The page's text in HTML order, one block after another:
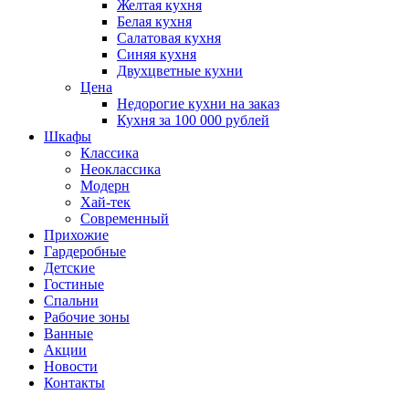
Желтая кухня
Белая кухня
Салатовая кухня
Синяя кухня
Двухцветные кухни
Цена
Недорогие кухни на заказ
Кухня за 100 000 рублей
Шкафы
Классика
Неоклассика
Модерн
Хай-тек
Современный
Прихожие
Гардеробные
Детские
Гостиные
Спальни
Рабочие зоны
Ванные
Акции
Новости
Контакты